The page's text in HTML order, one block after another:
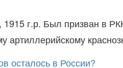
1915 г.р. Был призван в
артиллерийскому